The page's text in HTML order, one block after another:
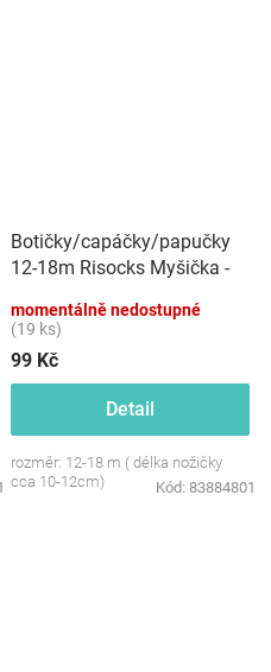
Botičky/capáčky/papučky
12-18m Risocks Myšička -
momentálně nedostupné
(19 ks)
99 Kč
Detail
rozměr: 12-18 m ( délka nožičky
cca 10-12cm)
Kód: 83884801